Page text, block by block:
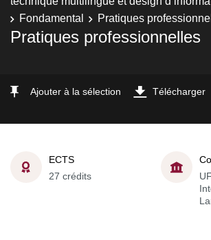
Fondamental
Pratiques
Pratiques professionnelles
Ajouter à la sélection Télécharger
ECTS
27 crédits